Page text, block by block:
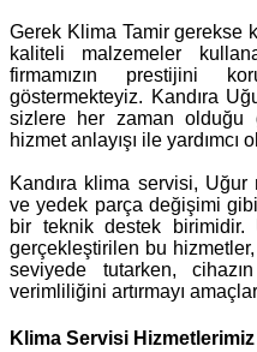
Gerek Klima Tamir gerekse
kaliteli malzemeler
firmamızın prestijini
göstermekteyiz. Kandıra
sizlere her zaman olduğu
hizmet anlayışı ile
Kandıra klima servisi, Uğur
ve yedek parça değişimi
bir teknik destek birimidir.
gerçekleştirilen bu hizmetler,
seviyede tutarken,
verimliliğini artırmayı
Klima Servisi Hizmetlerimiz